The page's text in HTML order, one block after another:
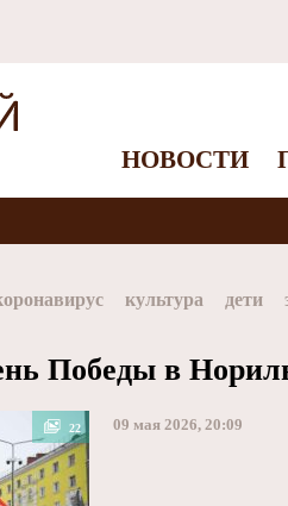
НОВОСТИ
культура дети
Победы в
22 09 мая 2026, 20:09